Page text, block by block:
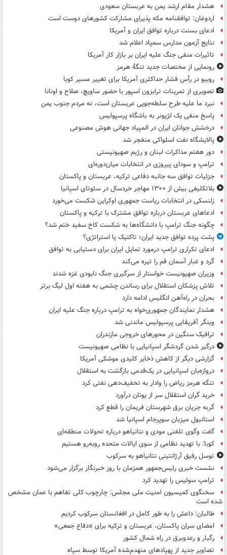
هشدار مقام ارشد یمن به عربستان سعودی
اردوغان: توافقنامه مکه پذیرای مشارکت کشورهای دوست است
ادعای بسنت درباره توافق ایران و آمریکا
نتایج آزمون مدارس سمپاد اعلام شد
تاثیرات منفی جنگ علیه ایران بر بازار کار آمریکا
رونمایی از مختصات جدید تنگۀ هرمز
روبیو در رأس فشار حداکثری آمریکا برای تغییر مسیر کوبا
تصویری از تمرینات ترابزون اسپور با حضور ساویچ، صلاح و اونانا
نبرد ما علیه طرح سلطه‌جویی عربستان است، نه مردم جنوب یمن
پاسخ منفی یک لژیونر به باشگاه پرسپولیس
درخشش جوانان ایران در المپیاد جهانی هوش مصنوعی
پالایشگاه نفت اسلواکی منفجر شد
دور هفتم مذاکرات لبنان و رژیم صهیونیستی
ترامپ و سودای پیروزی در انتخابات میان‌دوره‌ای
جزئیات توافق سه جانبه دفاعی ترکیه، عربستان و پاکستان
بلاتکلیفی بیش از ۱۳۰۰ مهاجر خردسال در سئوتای اسپانیا
زلنسکی در انتخابات ریاست جمهوری اوکراین شکست می‌خورد
ادعاهای عربستان درباره توافق مشترک با ترکیه و پاکستان
چگونه جنگ ترامپ با دانشگاه‌ها به شکست کاخ سفید ختم شد؟
پشت پرده توافق جدید ایران؛ تاکتیک یا استراتژی؟
ادعای تکراری ترامپ درمورد تمایل ایران برای دستیابی به توافق
گرد و غبار آسمان قم را تیره می‌کند
وزیران صهیونیست خواستار از سرگیری جنگ نابودی غزه شدند
تلاش پزشکان استقلال برای رساندن چشمی به هفته اول لیگ برتر
بحران در راه‌آهن انگلیس ادامه دارد
هشدار نمایندگان جمهوری‌خواه به ترامپ درباره جنگ علیه ایران
وینگر آفریقایی پرسپولیس ماندنی شد
ترافیک سنگین در محورهای خروجی مازندران
درگیر شدن گردشگر اسپانیایی با نظامی صهیونیست
گزارشی دیگر از کاهش ذخایر کلیدی موشکی آمریکا
دروازه‌بان اسپانیایی در یک‌قدمی بازگشت به استقلال
تنگه هرمز ریاض را وادار به تخفیف‌دهی نفتی کرد
خرید گران استقلال سر از یونان درآورد
گربه جریان برق شهرستان فریمان را قطع کرد
استانبول میزبان سوپرجام اسپانیا شد
گفت وگوی تلفنی مودی و نتانیاهو درباره تحولات منطقه‌ای
کوبا: با تهدید نظامی از سوی ایالات متحده روبه‌رو هستیم
توسل رفیق آرژانتینی نتانیاهو به سرکوب
نشست خبری رئیس‌جمهور همزمان با روز خبرنگار برگزار می‌شود
ترامپ سوئیس را تهدید کرد
سخنگوی کمیسیون امنیت ملی مجلس: چارچوب کلی تفاهم با عمان مشخص
شده است
طالبان: داعش را به طور کامل در افغانستان سرکوب کردیم
امضای سران پاکستان، عربستان و ترکیه برای «دفاع جمعی»
رگبار و رعدوبرق در راه شمال کشور
تصاویر جدید از پهپادهای منهدم‌شده آمریکا توسط سپاه